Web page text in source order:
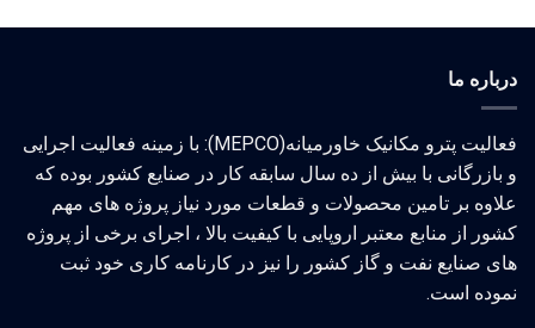
درباره ما
فعالیت پترو مکانیک خاورمیانه(MEPCO): با زمینه فعالیت اجرایی
و بازرگانی با بیش از ده سال سابقه کار در صنایع کشور بوده که
علاوه بر تامین محصولات و قطعات مورد نیاز پروژه های مهم
کشور از منابع معتبر اروپایی با کیفیت بالا ، اجرای برخی از پروژه
های صنایع نفت و گاز کشور را نیز در کارنامه کاری خود ثبت
نموده است.